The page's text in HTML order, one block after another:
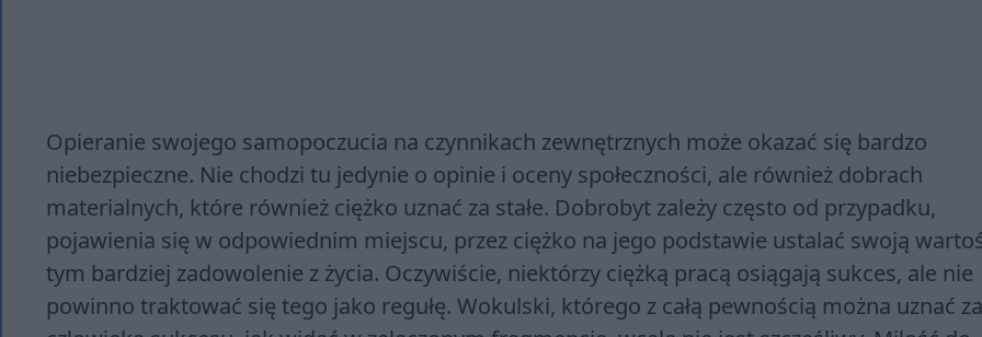
Opieranie swojego samopoczucia na czynnikach zewnętrznych może okazać się bardzo
niebezpieczne. Nie chodzi tu jedynie o opinie i oceny społeczności, ale również dobrach
materialnych, które również ciężko uznać za stałe. Dobrobyt zależy często od przypadku,
pojawienia się w odpowiednim miejscu, przez ciężko na jego podstawie ustalać swoją
tym bardziej zadowolenie z życia. Oczywiście, niektórzy ciężką pracą osiągają sukces, ale nie
powinno traktować się tego jako regułę. Wokulski, którego z całą pewnością można uznać za